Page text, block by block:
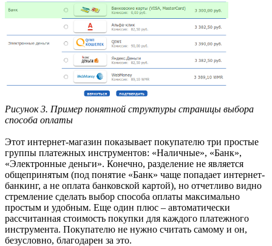
Рисунок 3. Пример понятной структуры страницы выбора
способа оплаты
Этот интернет-магазин показывает покупателю три простые
группы платежных инструментов: «Наличные», «Банк»,
«Электронные деньги». Конечно, разделение не является
общепринятым (под понятие «Банк» чаще попадает интернет-
банкинг, а не оплата банковской картой), но отчетливо видно
стремление сделать выбор способа оплаты максимально
простым и удобным. Еще один плюс – автоматически
рассчитанная стоимость покупки для каждого платежного
инструмента. Покупателю не нужно считать самому и он,
безусловно, благодарен за это.